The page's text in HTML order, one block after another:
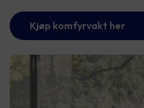
Kjøp komfyrvakt her